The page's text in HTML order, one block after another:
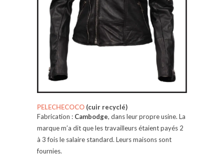
PELECHECOCO (cuir recyclé)
Fabrication : Cambodge, dans leur propre usine. La
marque m’a dit que les travailleurs étaient payés 2
à 3 foisle salaire standard. Leurs maisons sont
fournies.